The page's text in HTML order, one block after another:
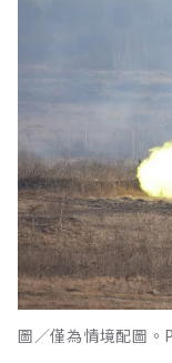
圖／僅為情境配圖